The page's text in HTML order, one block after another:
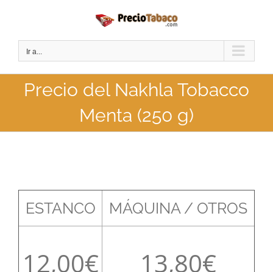
contenido
Ir a...
Precio del Nakhla Tobacco
Menta (250 g)
ESTANCO MÁQUINA / OTROS
12,00 13,80